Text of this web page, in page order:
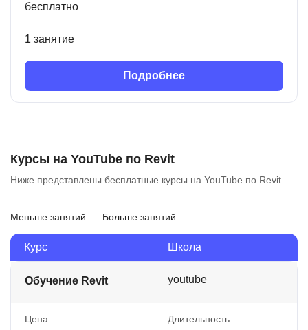
бесплатно
1 занятие
Подробнее
Курсы на YouTube по Revit
Ниже представлены бесплатные курсы на YouTube по Revit.
Меньше занятий Больше занятий
Курс Школа
Обучение Revit youtube
Цена Длительность